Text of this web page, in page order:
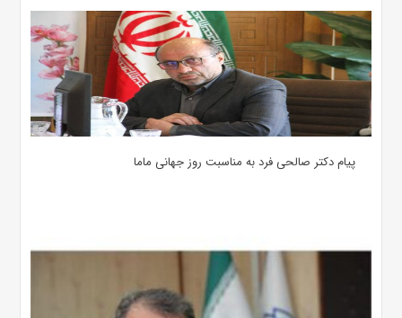
پیام دکتر صالحی فرد به مناسبت روز جهانی ماما